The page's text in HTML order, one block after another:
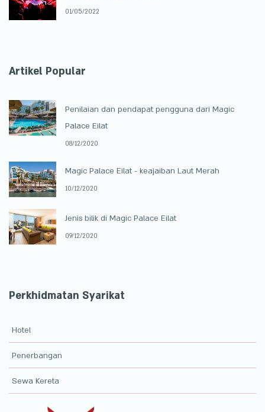
01/05/2022
Artikel Popular
Penilaian dan pendapat pengguna dari Magic
Palace Eilat
08/12/2020
Magic Palace Eilat - keajaiban Laut Merah
10/12/2020
Jenis bilik di Magic Palace Eilat
09/12/2020
Perkhidmatan Syarikat
Hotel
Penerbangan
Sewa Kereta